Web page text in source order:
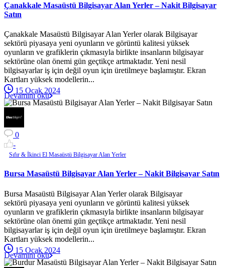
Çanakkale Masaüstü Bilgisayar Alan Yerler – Nakit Bilgisayar
Satın
Çanakkale Masaüstü Bilgisayar Alan Yerler olarak Bilgisayar
sektörü piyasaya yeni oyunların ve görüntü kalitesi yüksek
oyunların ve grafiklerin çıkmasıyla birlikte insanların bilgisayar
sektörüne olan önemi gün geçtikçe artmaktadır. Yeni nesil
bilgisayarlar iş için değil oyun için üretilmeye başlamıştır. Ekran
Kartları yüksek modellerin...
15 Ocak 2024
Devamını oku
0
-
Sıfır & İkinci El Masaüstü Bilgisayar Alan Yerler
Bursa Masaüstü Bilgisayar Alan Yerler – Nakit Bilgisayar Satın
Bursa Masaüstü Bilgisayar Alan Yerler olarak Bilgisayar
sektörü piyasaya yeni oyunların ve görüntü kalitesi yüksek
oyunların ve grafiklerin çıkmasıyla birlikte insanların bilgisayar
sektörüne olan önemi gün geçtikçe artmaktadır. Yeni nesil
bilgisayarlar iş için değil oyun için üretilmeye başlamıştır. Ekran
Kartları yüksek modellerin...
15 Ocak 2024
Devamını oku